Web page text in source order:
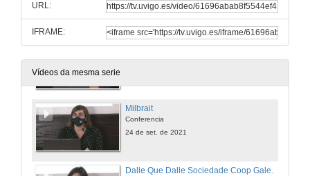
URL:
IFRAME:
Vídeos da mesma serie
24 de set. de 2021
Xeodron
Milbrait
Conferencia
24 de set. de 2021